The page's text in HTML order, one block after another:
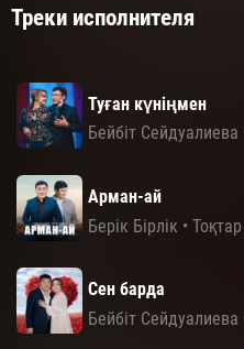
Треки исполнителя
Туған күніңмен
Бейбіт Сейдуалиева
Арман-ай
Берік Бірлік •
Сен барда
Бейбіт Сейдуалиева